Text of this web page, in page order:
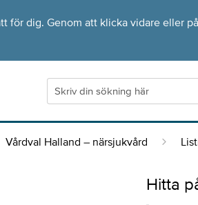
för dig. Genom att klicka vidare eller på
Vårdval Halland – närsjukvård
Hitta